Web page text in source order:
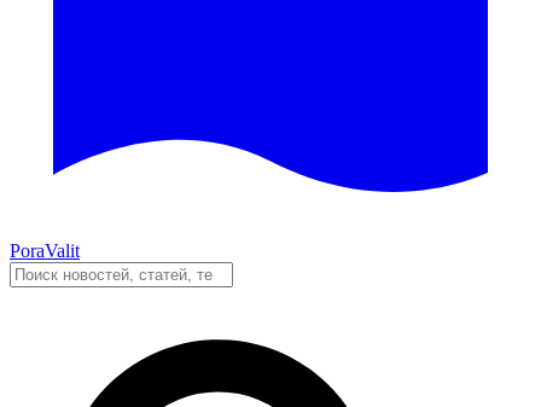
PoraValit